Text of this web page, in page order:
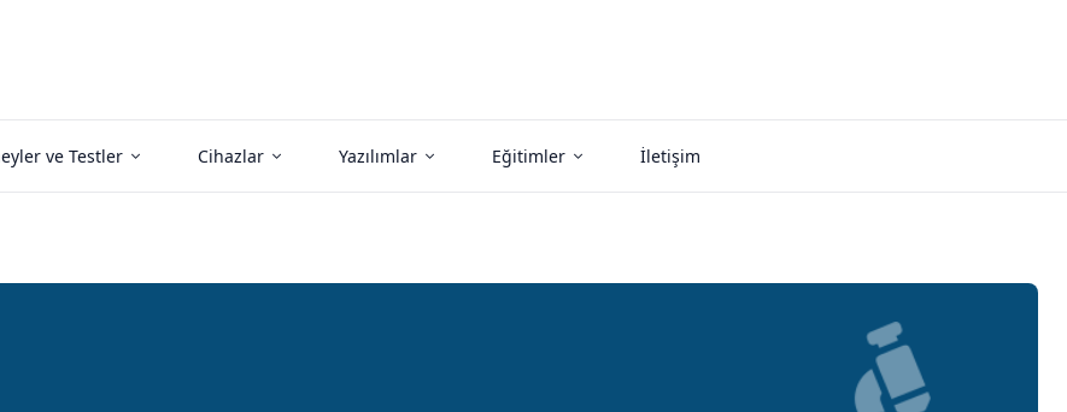
ve Testler Cihazlar Yazılımlar Eğitimler İletişim